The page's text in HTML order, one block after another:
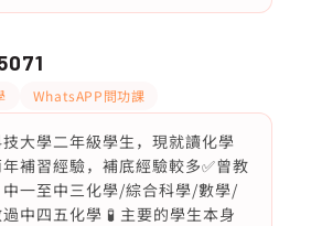
WhatsAPP問功課
大學二年級學生，現就讀化學
補習經驗，補底經驗較多✅曾教
一至中三化學/綜合科學/數學/
中四五化學 🧪 主要的學生本身